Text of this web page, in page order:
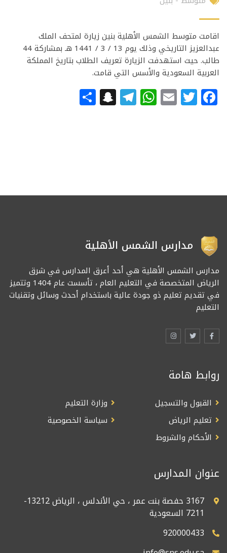
اقامت متوسط الشمس الأهلية بنين زيارة لمتحف الملك
عبدالعزيز التاريخي وذلك يوم 13 / 3 / 1441 هـ بمشاركة 44
طالب. حيث استهدفت الزيارة تعريف الطلاب بتاريخ المملكة
العربية السعودية والأسس التي قامت.
Facebook
Twitter
Email
WhatsApp
Telegram
Snapchat
مدارس الشمس الأهلية
مدارس الشمس الأهلية هي أحد أعرق المدارس في شرق
الرياض المتخصصة في التعليم العام ، تأسست عام 1404 وتتميز
في تقديم تعليم ذو جودة عالية باستخدام أحدث وسائل وتقنيات
التعليم
روابط هامة
القبول والتسجيل
وزارة التعليم
تعليم الرياض
سياسة الخصوصية
الأحكام والشروط
عنوان المدارس
3167 حفصة بنت عمر ، حي الأندلس ، الرياض 13212-
7211 السعودية
920000433